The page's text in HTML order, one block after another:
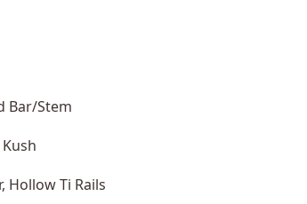
Bar/Stem
Hollow Ti Rails